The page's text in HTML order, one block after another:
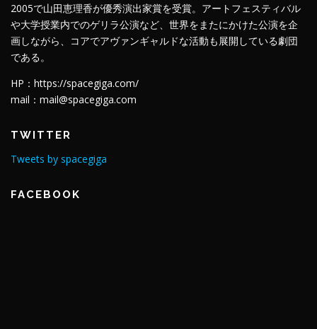
2005で山田恵理香が優秀演出家賞を受賞。アートフェスティバル
や大学授業内でのゲリラ公演など、世界をまたにかけた公演を企
画しながら、コアでアヴァンギャルドな活動も展開している劇団
である。
HP：https://spacegiga.com/
mail：mail@spacegiga.com
TWITTER
Tweets by spacegiga
FACEBOOK